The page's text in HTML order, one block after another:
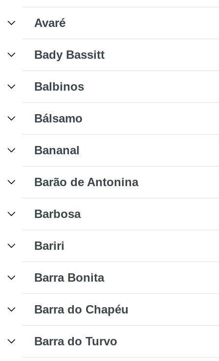
Avaré
Bady Bassitt
Balbinos
Bálsamo
Bananal
Barão de Antonina
Barbosa
Bariri
Barra Bonita
Barra do Chapéu
Barra do Turvo